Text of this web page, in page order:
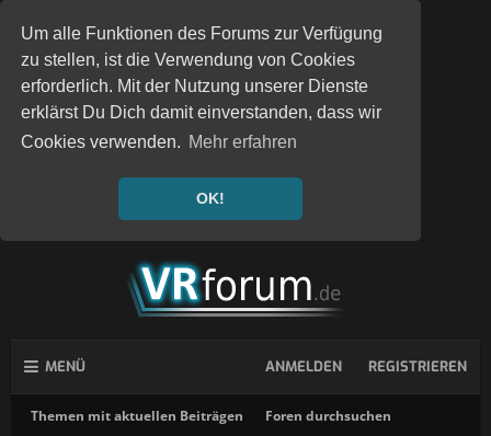
Um alle Funktionen des Forums zur Verfügung
zu stellen, ist die Verwendung von Cookies
erforderlich. Mit der Nutzung unserer Dienste
erklärst Du Dich damit einverstanden, dass wir
Cookies verwenden. Mehr erfahren
OK!
MENÜ
Themen mit aktuellen Beiträgen Foren durchsuchen
ANMELDEN REGISTRIEREN